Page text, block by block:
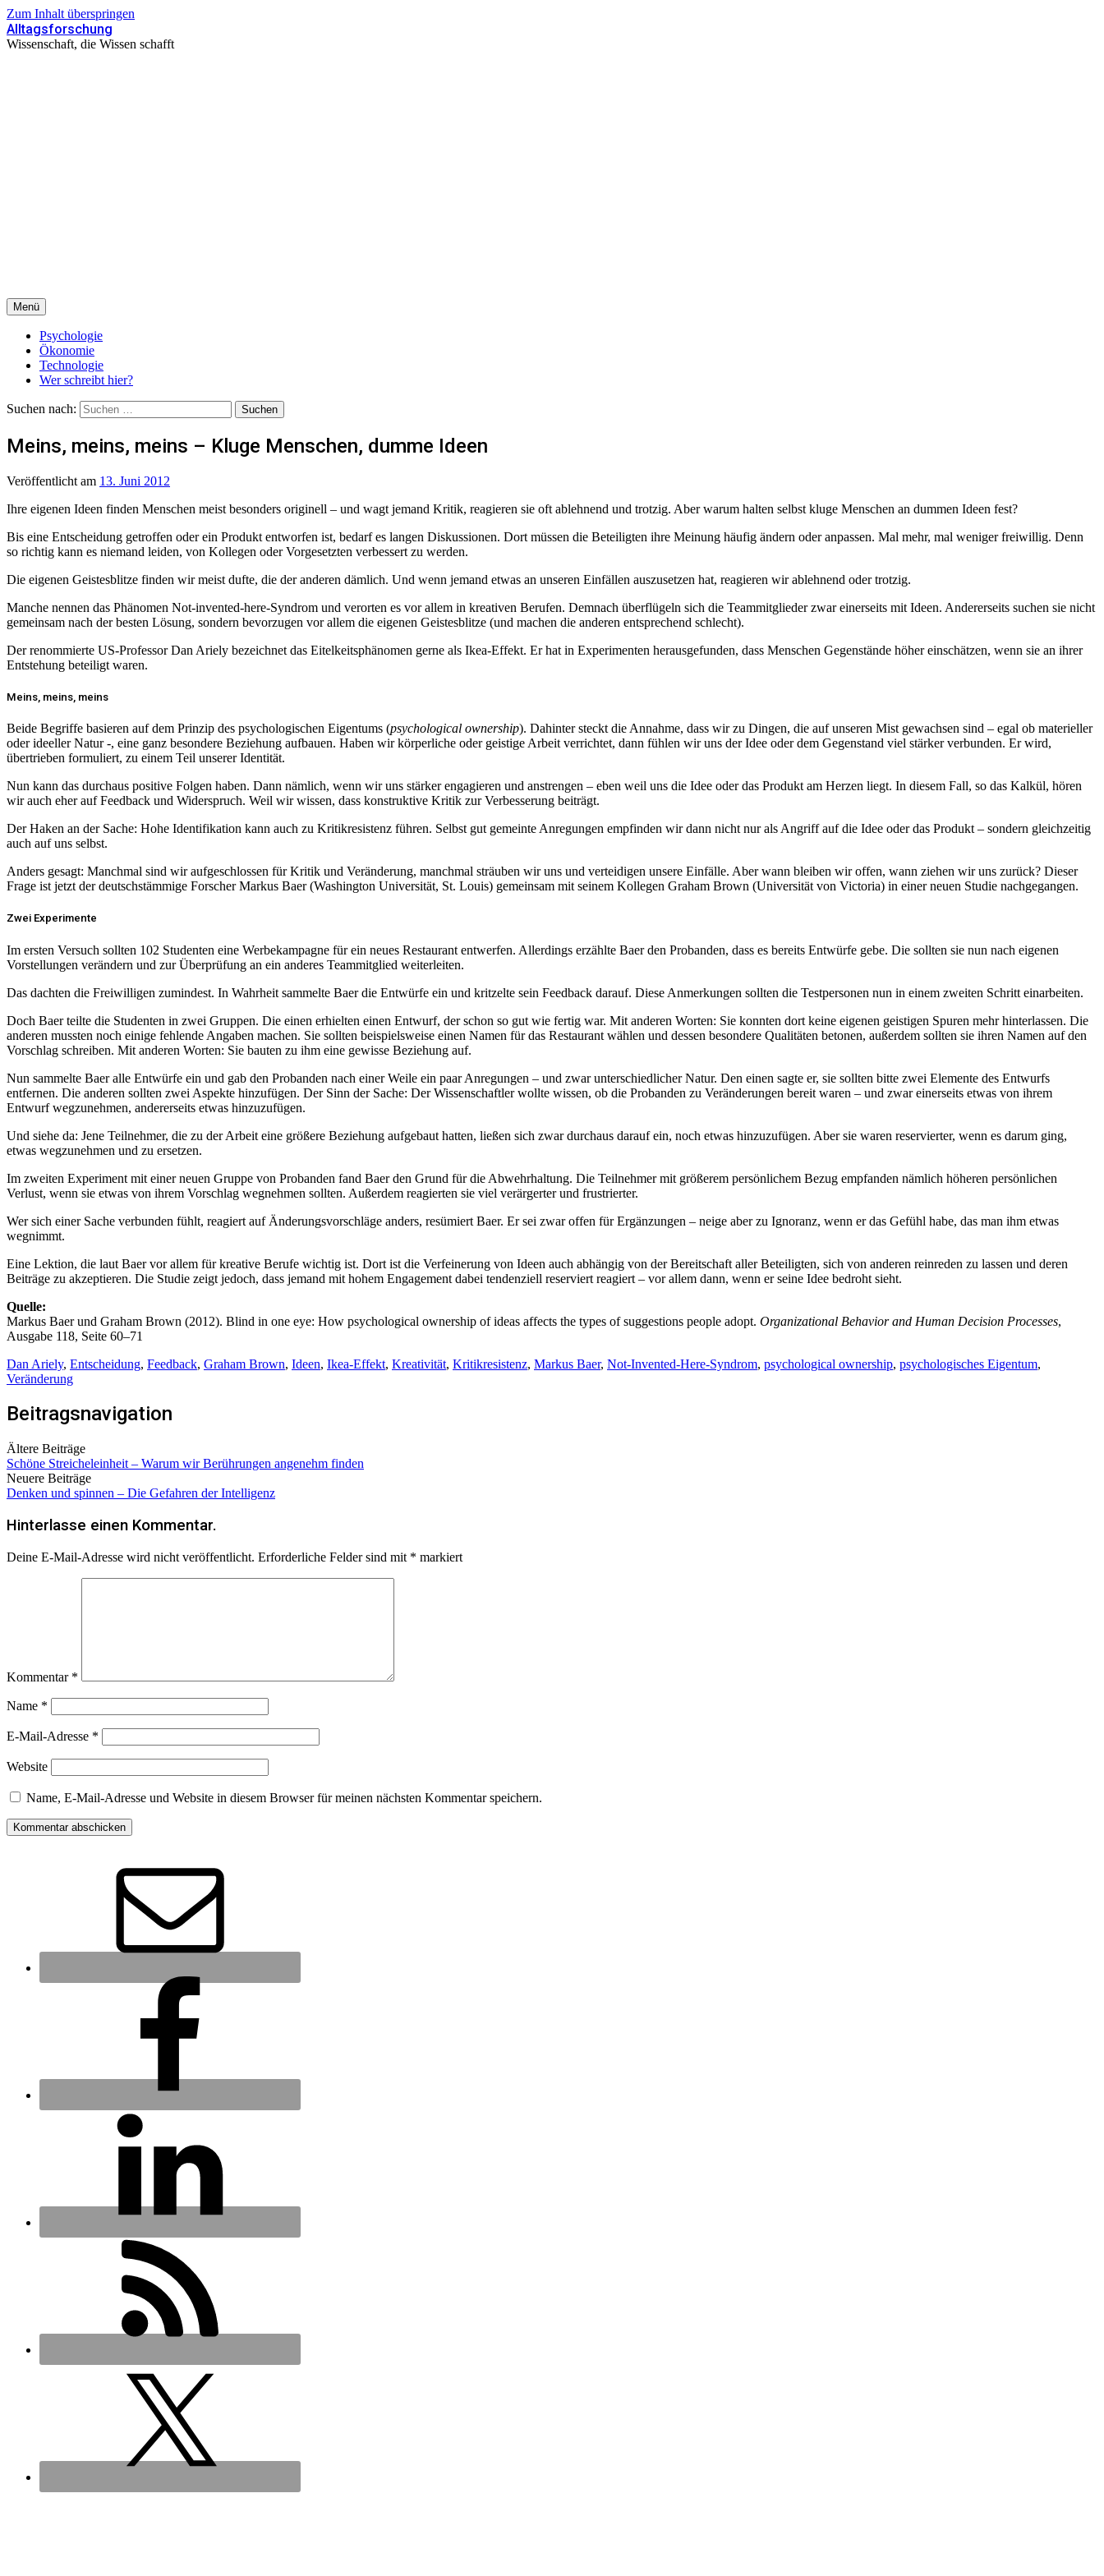
Zum Inhalt überspringen
Alltagsforschung
Wissenschaft, die Wissen schafft
Menü
Psychologie
Ökonomie
Technologie
Wer schreibt hier?
Suchen nach:
Meins, meins, meins – Kluge Menschen, dumme Ideen
Veröffentlicht am 13. Juni 2012
Ihre eigenen Ideen finden Menschen meist besonders originell – und wagt jemand Kritik, reagieren sie oft ablehnend und trotzig. Aber warum halten selbst kluge Menschen an dummen Ideen fest?
Bis eine Entscheidung getroffen oder ein Produkt entworfen ist, bedarf es langen Diskussionen. Dort müssen die Beteiligten ihre Meinung häufig ändern oder anpassen. Mal mehr, mal weniger freiwillig. Denn
so richtig kann es niemand leiden, von Kollegen oder Vorgesetzten verbessert zu werden.
Die eigenen Geistesblitze finden wir meist dufte, die der anderen dämlich. Und wenn jemand etwas an unseren Einfällen auszusetzen hat, reagieren wir ablehnend oder trotzig.
Manche nennen das Phänomen Not-invented-here-Syndrom und verorten es vor allem in kreativen Berufen. Demnach überflügeln sich die Teammitglieder zwar einerseits mit Ideen. Andererseits suchen sie nicht
gemeinsam nach der besten Lösung, sondern bevorzugen vor allem die eigenen Geistesblitze (und machen die anderen entsprechend schlecht).
Der renommierte US-Professor Dan Ariely bezeichnet das Eitelkeitsphänomen gerne als Ikea-Effekt. Er hat in Experimenten herausgefunden, dass Menschen Gegenstände höher einschätzen, wenn sie an ihrer
Entstehung beteiligt waren.
Meins, meins, meins
Beide Begriffe basieren auf dem Prinzip des psychologischen Eigentums (psychological ownership). Dahinter steckt die Annahme, dass wir zu Dingen, die auf unseren Mist gewachsen sind – egal ob materieller
oder ideeller Natur -, eine ganz besondere Beziehung aufbauen. Haben wir körperliche oder geistige Arbeit verrichtet, dann fühlen wir uns der Idee oder dem Gegenstand viel stärker verbunden. Er wird,
übertrieben formuliert, zu einem Teil unserer Identität.
Nun kann das durchaus positive Folgen haben. Dann nämlich, wenn wir uns stärker engagieren und anstrengen – eben weil uns die Idee oder das Produkt am Herzen liegt. In diesem Fall, so das Kalkül, hören
wir auch eher auf Feedback und Widerspruch. Weil wir wissen, dass konstruktive Kritik zur Verbesserung beiträgt.
Der Haken an der Sache: Hohe Identifikation kann auch zu Kritikresistenz führen. Selbst gut gemeinte Anregungen empfinden wir dann nicht nur als Angriff auf die Idee oder das Produkt – sondern gleichzeitig
auch auf uns selbst.
Anders gesagt: Manchmal sind wir aufgeschlossen für Kritik und Veränderung, manchmal sträuben wir uns und verteidigen unsere Einfälle. Aber wann bleiben wir offen, wann ziehen wir uns zurück? Dieser
Frage ist jetzt der deutschstämmige Forscher Markus Baer (Washington Universität, St. Louis) gemeinsam mit seinem Kollegen Graham Brown (Universität von Victoria) in einer neuen Studie nachgegangen.
Zwei Experimente
Im ersten Versuch sollten 102 Studenten eine Werbekampagne für ein neues Restaurant entwerfen. Allerdings erzählte Baer den Probanden, dass es bereits Entwürfe gebe. Die sollten sie nun nach eigenen
Vorstellungen verändern und zur Überprüfung an ein anderes Teammitglied weiterleiten.
Das dachten die Freiwilligen zumindest. In Wahrheit sammelte Baer die Entwürfe ein und kritzelte sein Feedback darauf. Diese Anmerkungen sollten die Testpersonen nun in einem zweiten Schritt einarbeiten.
Doch Baer teilte die Studenten in zwei Gruppen. Die einen erhielten einen Entwurf, der schon so gut wie fertig war. Mit anderen Worten: Sie konnten dort keine eigenen geistigen Spuren mehr hinterlassen. Die
anderen mussten noch einige fehlende Angaben machen. Sie sollten beispielsweise einen Namen für das Restaurant wählen und dessen besondere Qualitäten betonen, außerdem sollten sie ihren Namen auf den
Vorschlag schreiben. Mit anderen Worten: Sie bauten zu ihm eine gewisse Beziehung auf.
Nun sammelte Baer alle Entwürfe ein und gab den Probanden nach einer Weile ein paar Anregungen – und zwar unterschiedlicher Natur. Den einen sagte er, sie sollten bitte zwei Elemente des Entwurfs
entfernen. Die anderen sollten zwei Aspekte hinzufügen. Der Sinn der Sache: Der Wissenschaftler wollte wissen, ob die Probanden zu Veränderungen bereit waren – und zwar einerseits etwas von ihrem
Entwurf wegzunehmen, andererseits etwas hinzuzufügen.
Und siehe da: Jene Teilnehmer, die zu der Arbeit eine größere Beziehung aufgebaut hatten, ließen sich zwar durchaus darauf ein, noch etwas hinzuzufügen. Aber sie waren reservierter, wenn es darum ging,
etwas wegzunehmen und zu ersetzen.
Im zweiten Experiment mit einer neuen Gruppe von Probanden fand Baer den Grund für die Abwehrhaltung. Die Teilnehmer mit größerem persönlichem Bezug empfanden nämlich höheren persönlichen
Verlust, wenn sie etwas von ihrem Vorschlag wegnehmen sollten. Außerdem reagierten sie viel verärgerter und frustrierter.
Wer sich einer Sache verbunden fühlt, reagiert auf Änderungsvorschläge anders, resümiert Baer. Er sei zwar offen für Ergänzungen – neige aber zu Ignoranz, wenn er das Gefühl habe, das man ihm etwas
wegnimmt.
Eine Lektion, die laut Baer vor allem für kreative Berufe wichtig ist. Dort ist die Verfeinerung von Ideen auch abhängig von der Bereitschaft aller Beteiligten, sich von anderen reinreden zu lassen und deren
Beiträge zu akzeptieren. Die Studie zeigt jedoch, dass jemand mit hohem Engagement dabei tendenziell reserviert reagiert – vor allem dann, wenn er seine Idee bedroht sieht.
Quelle:
Markus Baer und Graham Brown (2012). Blind in one eye: How psychological ownership of ideas affects the types of suggestions people adopt. Organizational Behavior and Human Decision Processes,
Ausgabe 118, Seite 60–71
Dan Ariely, Entscheidung, Feedback, Graham Brown, Ideen, Ikea-Effekt, Kreativität, Kritikresistenz, Markus Baer, Not-Invented-Here-Syndrom, psychological ownership, psychologisches Eigentum,
Veränderung
Beitragsnavigation
Ältere Beiträge
Schöne Streicheleinheit – Warum wir Berührungen angenehm finden
Neuere Beiträge
Denken und spinnen – Die Gefahren der Intelligenz
Hinterlasse einen Kommentar.
Deine E-Mail-Adresse wird nicht veröffentlicht. Erforderliche Felder sind mit * markiert
Kommentar *
Name *
E-Mail-Adresse *
Website
Name, E-Mail-Adresse und Website in diesem Browser für meinen nächsten Kommentar speichern.